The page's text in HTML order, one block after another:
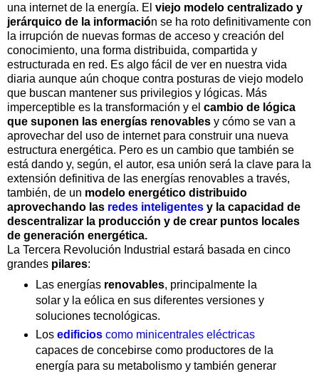
una internet de la energía. El viejo modelo centralizado y
jerárquico de la información se ha roto definitivamente con
la irrupción de nuevas formas de acceso y creación del
conocimiento, una forma distribuida, compartida y
estructurada en red. Es algo fácil de ver en nuestra vida
diaria aunque aún choque contra posturas de viejo modelo
que buscan mantener sus privilegios y lógicas. Más
imperceptible es la transformación y el cambio de lógica
que suponen las energías renovables y cómo se van a
aprovechar del uso de internet para construir una nueva
estructura energética. Pero es un cambio que también se
está dando y, según, el autor, esa unión será la clave para la
extensión definitiva de las energías renovables a través,
también, de un modelo energético distribuido
aprovechando las redes inteligentes y la capacidad de
descentralizar la producción y de crear puntos locales
de generación energética.
La Tercera Revolución Industrial estará basada en cinco
grandes pilares:
Las energías renovables, principalmente la
solar y la eólica en sus diferentes versiones y
soluciones tecnológicas.
Los edificioscomo minicentrales eléctricas
capaces de concebirse como productores de la
energía para su metabolismo y también generar